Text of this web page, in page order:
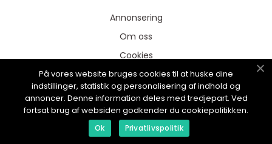
Annonsering
Om oss
Cookies
Kontakta oss
Sitemap
På vores website bruges cookies til at huske dine
indstillinger, statistik og personalisering af indhold og
annoncer. Denne information deles med tredjepart. Ved
fortsat brug af websiden godkender du cookiepolitikken.
Ok Privatlivspolitik